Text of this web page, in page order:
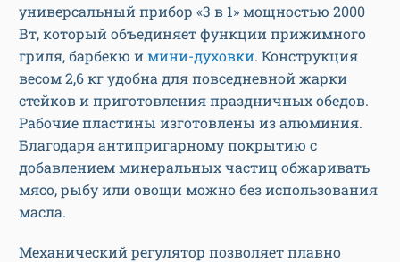
универсальный прибор «3 в 1» мощностью 2000
Вт, который объединяет функции прижимного
гриля, барбекю и мини-духовки. Конструкция
весом 2,6 кг удобна для повседневной жарки
стейков и приготовления праздничных обедов.
Рабочие пластины изготовлены из алюминия.
Благодаря антипригарному покрытию с
добавлением минеральных частиц обжаривать
мясо, рыбу или овощи можно без использования
масла.
Механический регулятор позволяет плавно